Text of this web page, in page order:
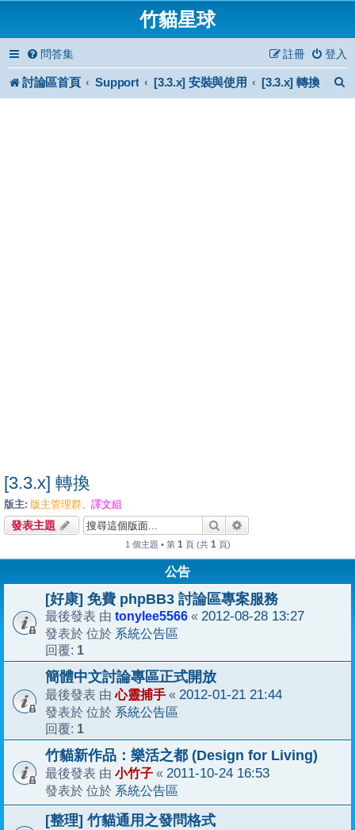
竹貓星球
問答集 登入
註冊
討論區首頁 Support [3.3.x] 安裝與使用 [3.3.x] 轉換
[3.3.x] 轉換
版主: 版主管理群、 譯文組
發表主題 搜尋
1 個主題 • 第 1 頁 (共 1 頁)
公告
[好康] 免費 phpBB3 討論區專案服務
最後發表 由 tonylee5566 « 2012-08-28 13:27
發表於 位於 系統公告區
回覆: 1
簡體中文討論專區正式開放
最後發表 由心靈捕手 « 2012-01-21 21:44
發表於 位於 系統公告區
回覆: 1
竹貓新作品：樂活之都 (Design for Living)
最後發表 由 小竹子 « 2011-10-24 16:53
發表於 位於 系統公告區
[整理] 竹貓通用之發問格式